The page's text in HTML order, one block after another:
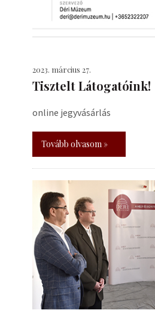
2023. március 27.
Tisztelt Látogatóink!
online jegyvásárlás
Tovább olvasom »